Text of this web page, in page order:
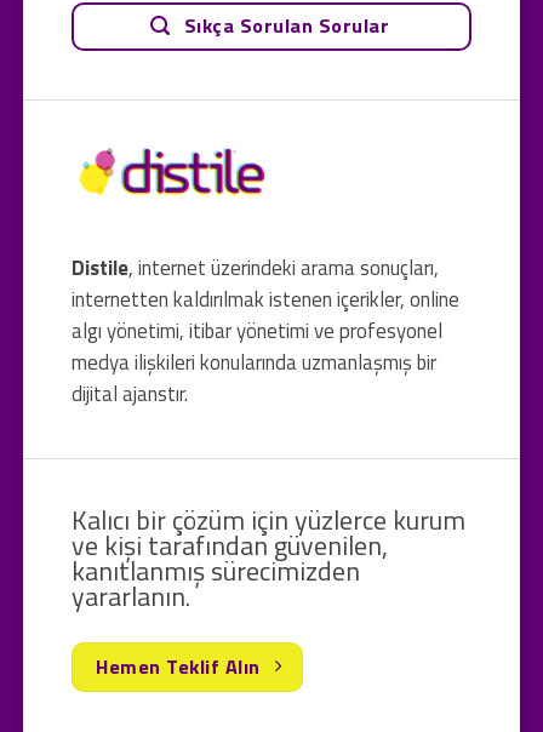
Distile, internet üzerindeki arama sonuçları,
internetten kaldırılmak istenen içerikler, online
algı yönetimi, itibar yönetimi ve profesyonel
medya ilişkileri konularında uzmanlaşmış bir
dijital ajanstır.
Sıkça Sorulan Sorular
Kalıcı bir çözüm için yüzlerce kurum
ve kişi tarafından güvenilen,
kanıtlanmış sürecimizden
yararlanın.
Hemen Teklif Alın